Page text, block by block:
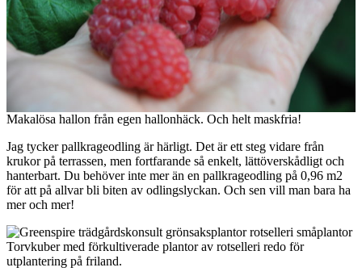
Makalösa hallon från egen hallonhäck. Och helt maskfria!
Jag tycker pallkrageodling är härligt. Det är ett steg vidare från
krukor på terrassen, men fortfarande så enkelt, lättöverskådligt och
hanterbart. Du behöver inte mer än en pallkrageodling på 0,96 m2
för att på allvar bli biten av odlingslyckan. Och sen vill man bara ha
mer och mer!
Torvkuber med förkultiverade plantor av rotselleri redo för
utplantering på friland.